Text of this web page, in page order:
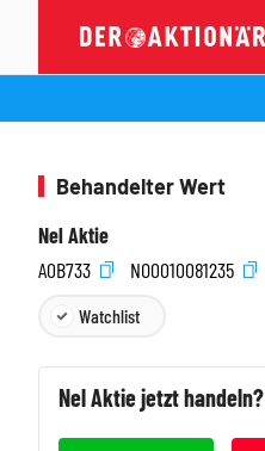
Behandelter Wert
Nel Aktie
A0B733
NO0010081235
Watchlist
NelAktie jetzt handeln?